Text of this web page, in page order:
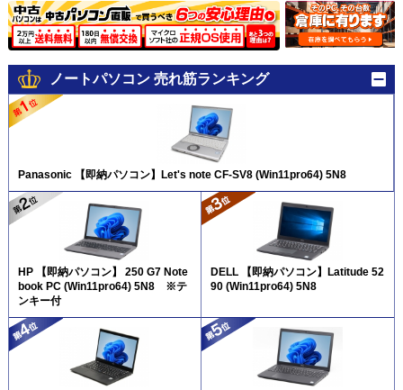
ノートパソコン 売れ筋ランキング
Panasonic 【即納パソコン】Let's note CF-SV8 (Win11pro64) 5N8
HP 【即納パソコン】 250 G7 Note
book PC (Win11pro64) 5N8 ※テ
ンキー付
DELL 【即納パソコン】Latitude 52
90 (Win11pro64) 5N8